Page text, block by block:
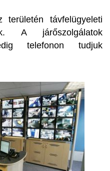
területén távfelügyeleti
A járőszolgálatok
telefonon tudjuk